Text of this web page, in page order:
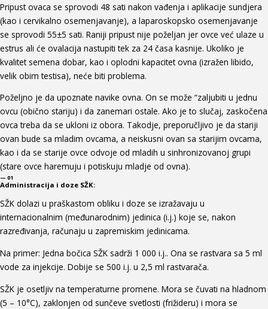
Pripust ovaca se sprovodi 48 sati nakon vađenja i aplikacije sundjera
(kao i cervikalno osemenjavanje), a laparoskopsko osemenjavanje
se sprovodi 55±5 sati. Raniji pripust nije poželjan jer ovce već ulaze u
estrus ali će ovalacija nastupiti tek za 24 časa kasnije. Ukoliko je
kvalitet semena dobar, kao i oplodni kapacitet ovna (izražen libido,
velik obim testisa), neće biti problema.
Poželjno je da upoznate navike ovna. On se može “zaljubiti u jednu
ovcu (obično stariju) i da zanemari ostale. Ako je to slučaj, zaskočena
ovca treba da se ukloni iz obora. Takodje, preporučljivo je da stariji
ovan bude sa mladim ovcama, a neiskusni ovan sa starijim ovcama,
kao i da se starije ovce odvoje od mladih u sinhronizovanoj grupi
(stare ovce haremuju i potiskuju mladje od ovna).
— 01
Administracija i doze SŽK:
SŽK dolazi u praškastom obliku i doze se izražavaju u
internacionalnim (međunarodnim) jedinica (i.j.) koje se, nakon
razređivanja, računaju u zapremiskim jedinicama.
Na primer: Jedna bočica SŽK sadrži 1 000 i.j.. Ona se rastvara sa 5 ml
vode za injekcije. Dobije se 500 i.j. u 2,5 ml rastvarača.
SŽK je osetljiv na temperaturne promene. Mora se čuvati na hladnom
(5 – 10°C), zaklonjen od sunčeve svetlosti (frižideru) i mora se